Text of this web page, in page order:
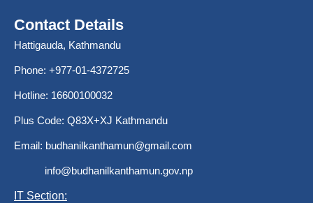
Contact Details
Hattigauda, Kathmandu
Phone: +977-01-4372725
Hotline: 16600100032
Plus Code: Q83X+XJ Kathmandu
Email: budhanilkanthamun@gmail.com
info@budhanilkanthamun.gov.np
IT Section: